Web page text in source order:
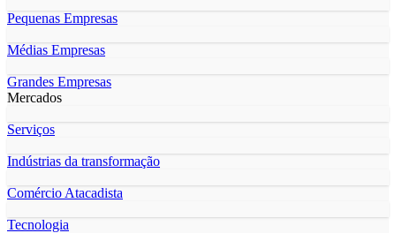
Pequenas Empresas
Médias Empresas
Grandes Empresas
Mercados
Serviços
Indústrias da transformação
Comércio Atacadista
Tecnologia